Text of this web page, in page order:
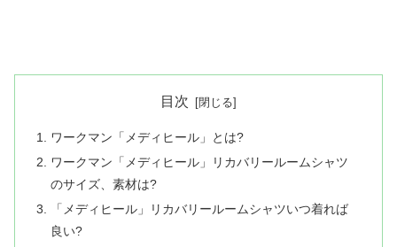
目次
ワークマン「メディヒール」とは?
ワークマン「メディヒール」リカバリールームシャツ
のサイズ、素材は?
「メディヒール」リカバリールームシャツいつ着れば
良い?